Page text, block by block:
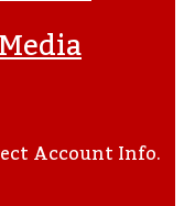
Account Info.